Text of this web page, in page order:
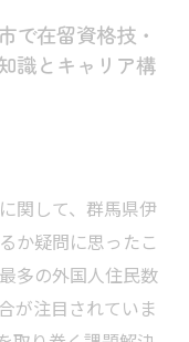
で在留資格技・
識とキャリア構
関して、群馬県伊
か疑問に思ったこ
多の外国人住民数
が注目されていま